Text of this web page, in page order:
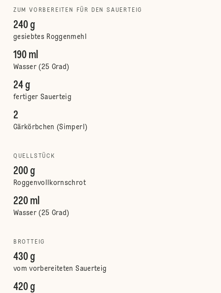
ZUM VORBEREITEN FÜR DEN SAUERTEIG
240 g
gesiebtes Roggenmehl
190 ml
Wasser (25 Grad)
24 g
fertiger Sauerteig
2
Gärkörbchen (Simperl)
QUELLSTÜCK
200 g
Roggenvollkornschrot
220 ml
Wasser (25 Grad)
BROTTEIG
430 g
vom vorbereiteten Sauerteig
420 g